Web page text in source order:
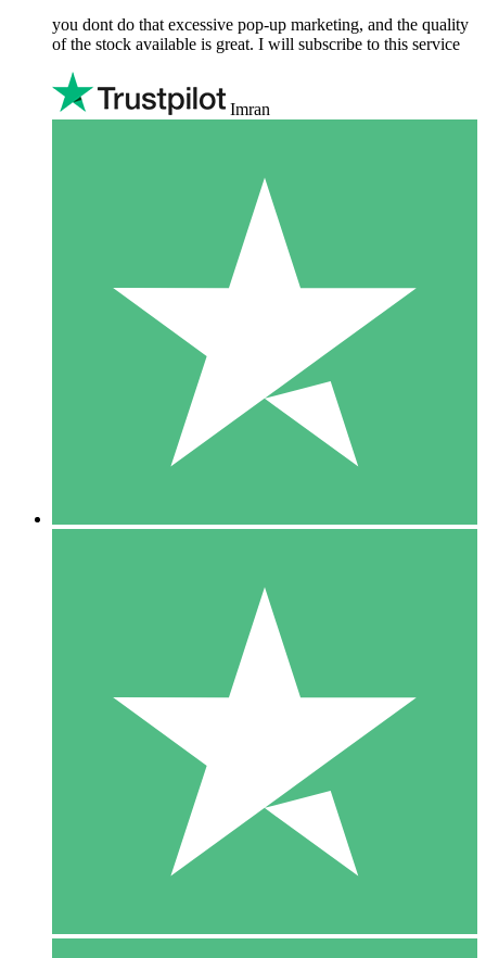
you dont do that excessive pop-up marketing, and the quality
of the stock available is great. I will subscribe to this service
Imran